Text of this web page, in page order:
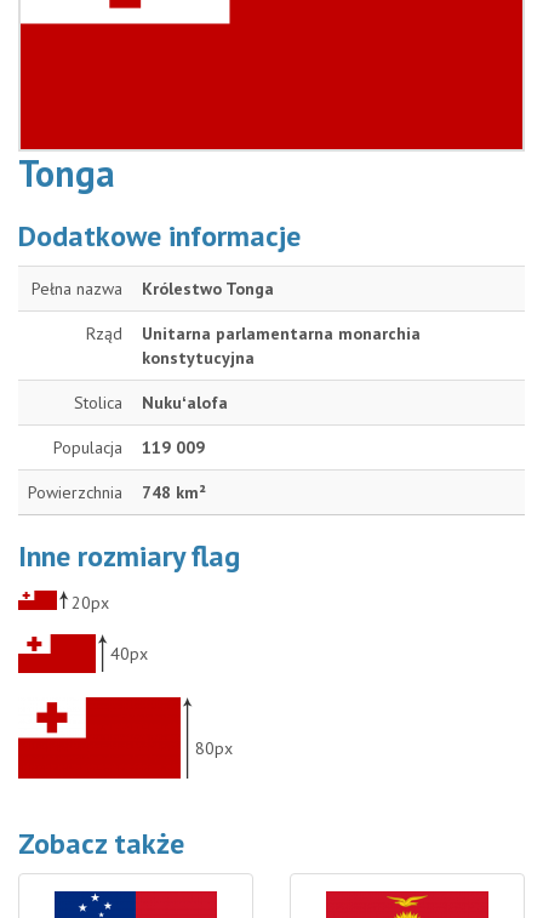
Tonga
Dodatkowe informacje
Pełna nazwa Królestwo Tonga
Rząd
Unitarna parlamentarna monarchia
konstytucyjna
Stolica Nukuʻalofa
Populacja 119 009
Powierzchnia 748 km²
Inne rozmiary flag
20px
40px
80px
Zobacz także